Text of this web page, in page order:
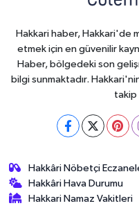
Hakkari haber, Hakkari'de
etmek için en güvenilir
Haber, bölgedeki son
bilgi sunmaktadır.
takip
Hakkâri Nöbetçi
Hakkâri Hava Durumu
Hakkari Namaz Vakitleri